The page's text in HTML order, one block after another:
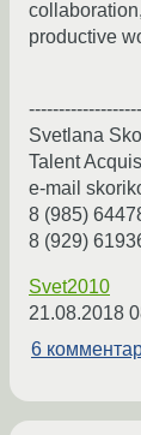
productive
Svetlana
Talent
e-mail
8 (985)
8 (929)
Svet2010
21.08.2018
6